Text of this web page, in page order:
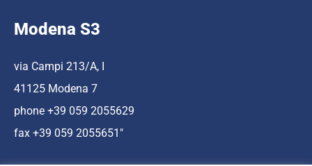
Modena S3
via Campi 213/A, I
41125 Modena 7
phone +39 059 2055629
fax +39 059 2055651″